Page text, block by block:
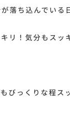
落ち込んでいる
リ！気分もスッ
びっくりな程ス